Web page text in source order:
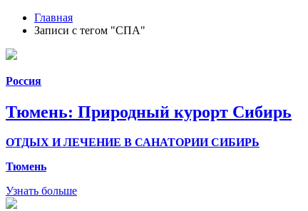
Главная
Записи с тегом "СПА"
Россия
Тюмень: Природный курорт Сибирь
ОТДЫХ И ЛЕЧЕНИЕ В САНАТОРИИ СИБИРЬ
Тюмень
Узнать больше